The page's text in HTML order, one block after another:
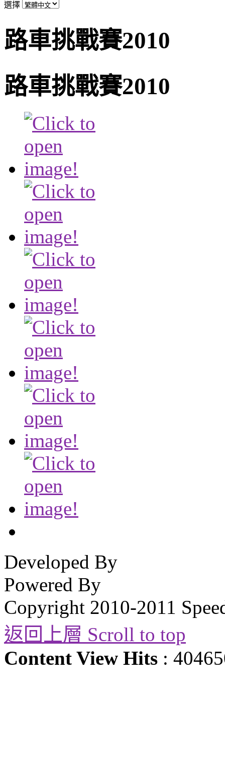
選擇
路車挑戰賽2010
路車挑戰賽2010
Developed By
Powered By
Copyright 2010-2011
返回上層 Scroll to top
Content View Hits :